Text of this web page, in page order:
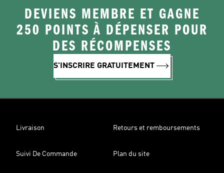
DEVIENS MEMBRE ET GAGNE
250 POINTS À DÉPENSER POUR
DES RÉCOMPENSES
S'INSCRIRE GRATUITEMENT
Livraison Retours et remboursements
Suivi De Commande Plan du site